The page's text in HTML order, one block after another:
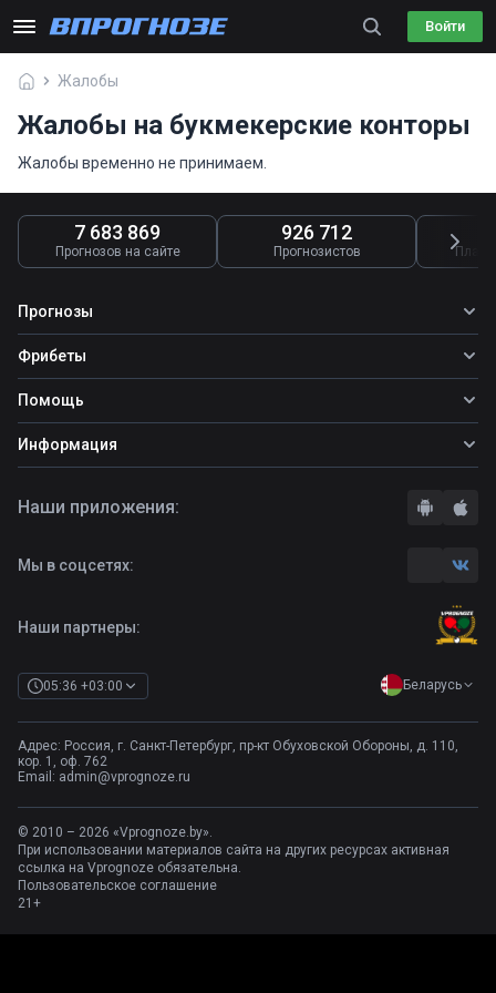
Войти
Жалобы
Жалобы на букмекерские конторы
Жалобы временно не принимаем.
7 683 869
Прогнозов на сайте
926 712
Прогнозистов
Прогнозы
Все прогнозы
Топ ставок
Прогнозы на футбол
Фрибеты
Фрибеты
Помощь
Школа ставок
Вопросы и ответы
Информация
Правила
Контакты
Наши партнеры:
05:36 +03:00 Беларусь
Адрес: Россия, г. Санкт-Петербург, пр-кт Обуховской Обороны, д. 110,
кор. 1, оф. 762
Email: admin@vprognoze.ru
Наши приложения:
Мы в соцсетях:
© 2010 – 2026 «Vprognoze.by».
При использовании материалов сайта на других ресурсах активная
ссылка на Vprognoze обязательна.
Пользовательское соглашение
21+